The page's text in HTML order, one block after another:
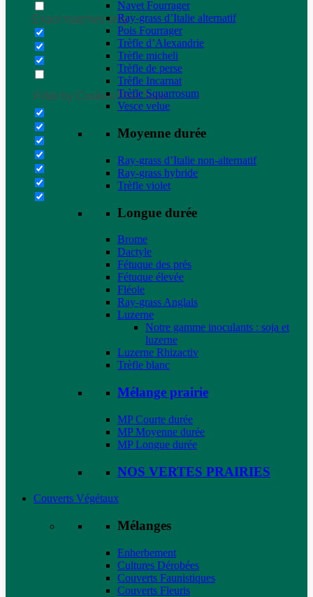
Exact matches only
Filter by Custom Post Type
Navet Fourrager
Ray-grass d’Italie alternatif
Pois Fourrager
Trèfle d’Alexandrie
Trèfle micheli
Trèfle de perse
Trèfle Incarnat
Trèfle Squarrosum
Vesce velue
Moyenne durée
Ray-grass d’Italie non-alternatif
Ray-grass hybride
Trèfle violet
Longue durée
Brome
Dactyle
Fétuque des prés
Fétuque élevée
Fléole
Ray-grass Anglais
Luzerne
Notre gamme inoculants : soja et
luzerne
Luzerne Rhizactiv
Trèfle blanc
Mélange prairie
MP Courte durée
MP Moyenne durée
MP Longue durée
NOS VERTES PRAIRIES
Couverts Végétaux
Mélanges
Enherbement
Cultures Dérobées
Couverts Faunistiques
Couverts Fleuris